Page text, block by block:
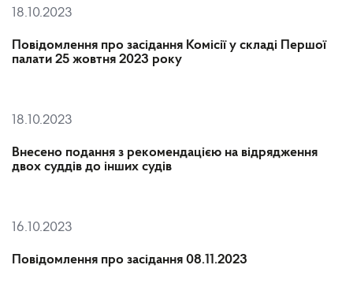
18.10.2023
Повідомлення про засідання Комісії у складі Першої
палати 25 жовтня 2023 року
18.10.2023
Внесено подання з рекомендацією на відрядження
двох суддів до інших судів
16.10.2023
Повідомлення про засідання 08.11.2023